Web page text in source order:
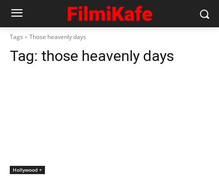
Tags Those heavenly days
Tag: those heavenly days
Hollywood +